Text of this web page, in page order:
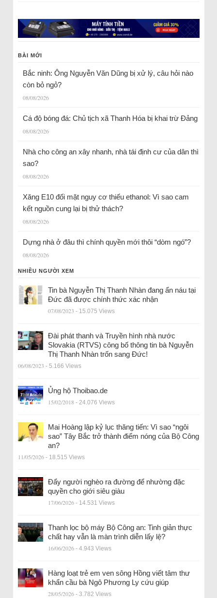
BÀI MỚI
Bắc ninh: Ông Nguyễn Văn Dũng bị xử lý, câu hỏi nào
còn bỏ ngỏ?
08/08/2026
Cá độ bóng đá: Chủ tịch xã Thanh Hóa bị khai trừ Đảng
08/08/2026
Nhà cho công an xây nhanh, nhà tái định cư của dân thì
sao?
08/08/2026
Xăng E10 đối mặt nguy cơ thiếu ethanol: Vì sao cam
kết nguồn cung lại bị thử thách?
08/08/2026
Dựng nhà ở đâu thì chính quyền mới thôi “dòm ngó”?
08/08/2026
NHIỀU NGƯỜI XEM
Tin bà Nguyễn Thị Thanh Nhàn đang ẩn náu tại
Đức đã được chính thức xác nhận
07/08/2023 - 15.075 Views
Đài phát thanh và Truyền hình nhà nước
Slovakia (RTVS) công bố thông tin bà Nguyễn
Thị Thanh Nhàn trốn sang Đức!
06/08/2023 - 5.166 Views
Ủng hộ Thoibao.de
15/02/2018 - 24.076 Views
Mai Hoàng lập kỷ lục thăng tiến: Vì sao “ngôi
sao” Tây Bắc trở thành điểm nóng của Bộ Công
an?
11/05/2026 - 18.515 Views
Đẩy người nghèo ra đường để nhường đặc
quyền cho giới siêu giàu
17/06/2026 - 14.531 Views
Thanh lọc bộ máy Bộ Công an: Tinh giản thực
chất hay vẫn là màn trình diễn lấy lệ?
16/06/2026 - 4.943 Views
Hàng loạt trẻ em ven sông Hồng viết tâm thư
khẩn cầu bà Ngô Phương Ly cứu giúp
28/05/2026 - 3.782 Views